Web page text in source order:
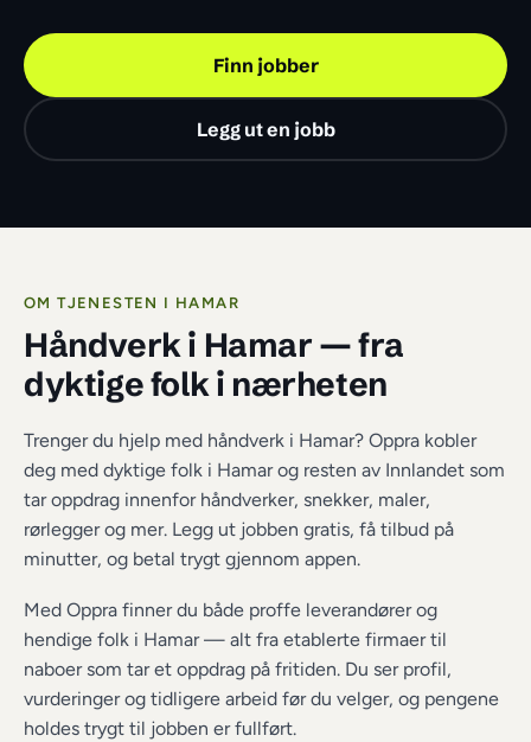
Finn jobber
Legg ut en jobb
OM TJENESTEN I HAMAR
Håndverk i Hamar — fra
dyktige folk i nærheten
Trenger du hjelp med håndverk i Hamar? Oppra kobler
deg med dyktige folk i Hamar og resten av Innlandet som
tar oppdrag innenfor håndverker, snekker, maler,
rørlegger og mer. Legg ut jobben gratis, få tilbud på
minutter, og betal trygt gjennom appen.
Med Oppra finner du både proffe leverandører og
hendige folk i Hamar — alt fra etablerte firmaer til
naboer som tar et oppdrag på fritiden. Du ser profil,
vurderinger og tidligere arbeid før du velger, og pengene
holdes trygt til jobben er fullført.